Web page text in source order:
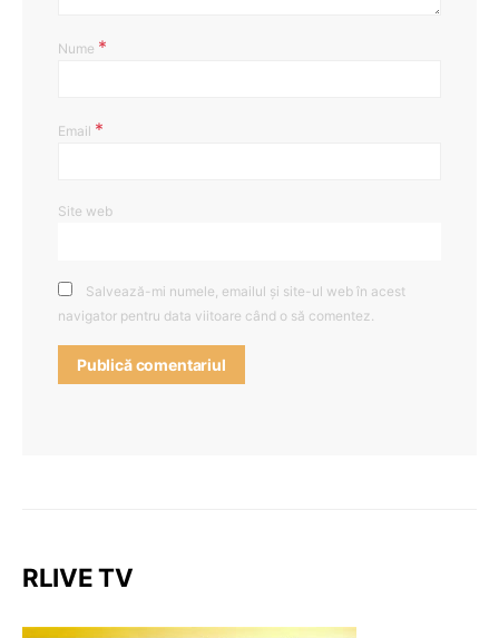
Nume *
Email *
Site web
Salvează-mi numele, emailul și site-ul web în acest
navigator pentru data viitoare când o să comentez.
RLIVE TV